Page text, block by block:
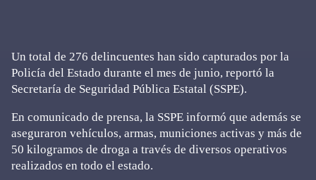
Un total de 276 delincuentes han sido capturados por la
Policía del Estado durante el mes de junio, reportó la
Secretaría de Seguridad Pública Estatal (SSPE).
En comunicado de prensa, la SSPE informó que además se
aseguraron vehículos, armas, municiones activas y más de
50 kilogramos de droga a través de diversos operativos
realizados en todo el estado.